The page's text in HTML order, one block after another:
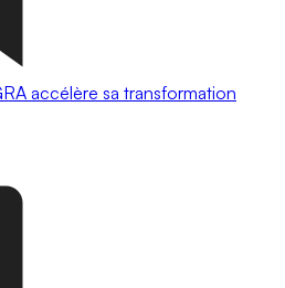
accélère sa transformation